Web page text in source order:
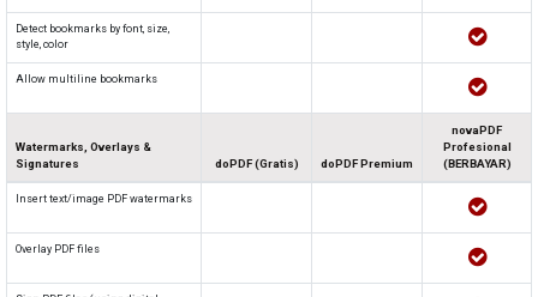
Detect bookmarks by font, size,
style, color
Allow multiline bookmarks
Watermarks, Overlays &
Signatures
doPDF (Gratis) doPDF Premium
novaPDF
Profesional
(BERBAYAR)
Insert text/image PDF watermarks
Overlay PDF files